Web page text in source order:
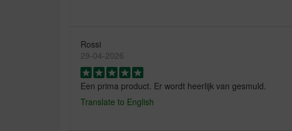
Rossi
29-04-2026
Een prima product. Er wordt heerlijk van gesmuld.
Translate to English